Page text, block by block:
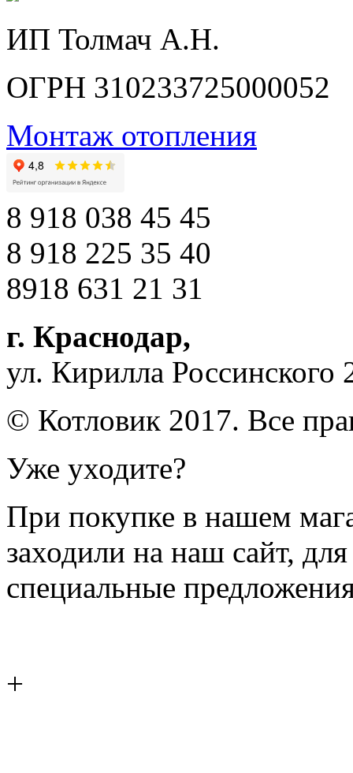
ИП Толмач А.Н.
ОГРН 310233725000052
Монтаж отопления
8 918 038 45 45
8 918 225 35 40
8918 631 21 31
г. Краснодар,
ул. Кирилла Россинского
© Котловик 2017. Все
Уже уходите?
При покупке в нашем
заходили на наш сайт,
специальные
+